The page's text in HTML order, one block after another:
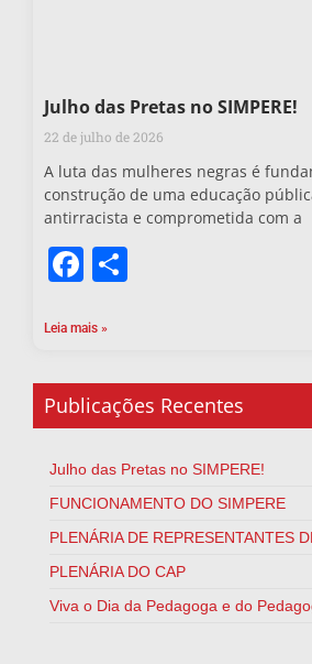
Julho das Pretas no SIMPERE!
22 de julho de 2026
A luta das mulheres negras é
construção de uma educação
antirracista e comprometida com a
Facebook
Leia mais »
Publicações Recentes
Julho das Pretas no SIMPERE!
FUNCIONAMENTO DO SIMPERE
PLENÁRIA DE REPRESENTANTES
PLENÁRIA DO CAP
Viva o Dia da Pedagoga e do